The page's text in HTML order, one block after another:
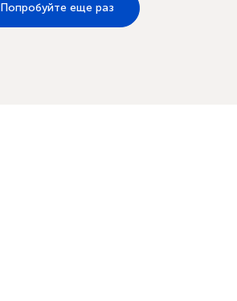
Попробуйте еще раз